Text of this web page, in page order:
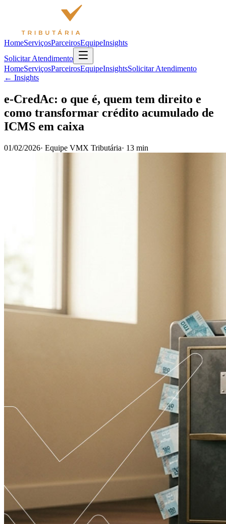
HomeServiçosParceirosEquipeInsights
Solicitar Atendimento
HomeServiçosParceirosEquipeInsightsSolicitar Atendimento
← Insights
e-CredAc: o que é, quem tem direito e
como transformar crédito acumulado de
ICMS em caixa
01/02/2026· Equipe VMX Tributária· 13 min